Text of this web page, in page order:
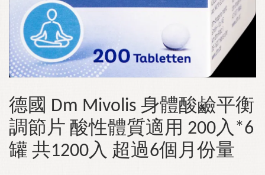
德國 Dm Mivolis 身體酸鹼平衡
調節片 酸性體質適用 200入*6
罐 共1200入 超過6個月份量